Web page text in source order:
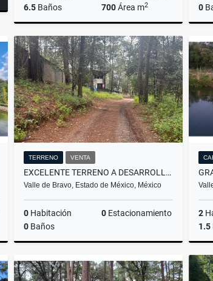
6.5 Baños 700Área m2
Venta
$25,000,000
0
TERRENO VENTA
EXCELENTE TERRENO A DESARROLLAR
Valle de Bravo, Estado de México, México
0 Habitación 0 Estacionamiento
0 Baños
Venta
$24,003,750
2
1.5